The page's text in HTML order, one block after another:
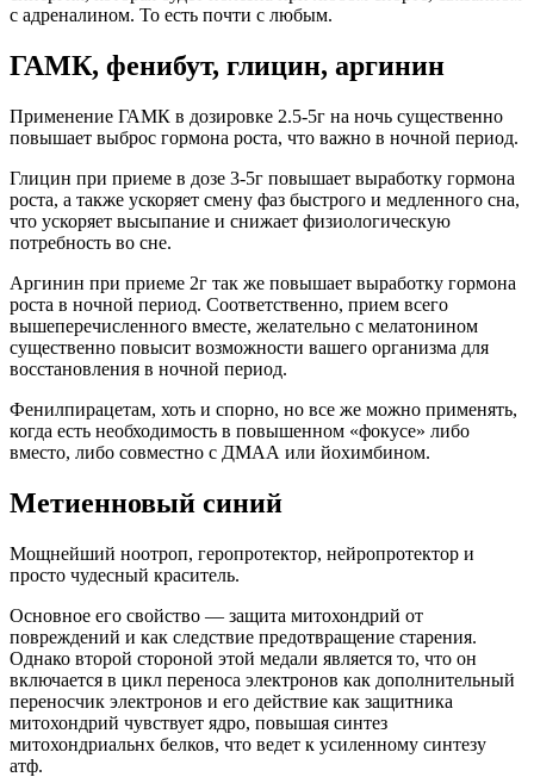
с адреналином. То есть почти с любым.
ГАМК, фенибут, глицин, аргинин
Применение ГАМК в дозировке 2.5-5г на ночь существенно
повышает выброс гормона роста, что важно в ночной период.
Глицин при приеме в дозе 3-5г повышает выработку гормона
роста, а также ускоряет смену фаз быстрого и медленного сна,
что ускоряет высыпание и снижает физиологическую
потребность во сне.
Аргинин при приеме 2г так же повышает выработку гормона
роста в ночной период. Соответственно, прием всего
вышеперечисленного вместе, желательно с мелатонином
существенно повысит возможности вашего организма для
восстановления в ночной период.
Фенилпирацетам, хоть и спорно, но все же можно применять,
когда есть необходимость в повышенном «фокусе» либо
вместо, либо совместно с ДМАА или йохимбином.
Метиенновый синий
Мощнейший ноотроп, геропротектор, нейропротектор и
просто чудесный краситель.
Основное его свойство — защита митохондрий от
повреждений и как следствие предотвращение старения.
Однако второй стороной этой медали является то, что он
включается в цикл переноса электронов как дополнительный
переносчик электронов и его действие как защитника
митохондрий чувствует ядро, повышая синтез
митохондриальнх белков, что ведет к усиленному синтезу
атф.